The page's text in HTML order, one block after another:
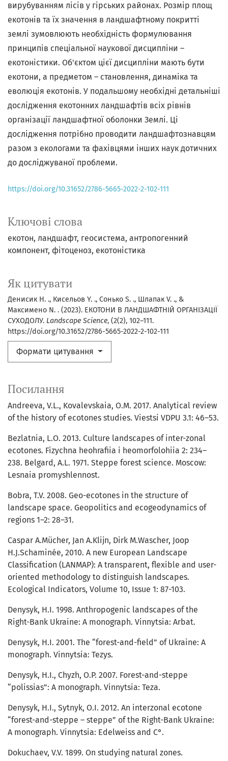
Ключові слова
екотон, ландшафт, геосистема, антропогенний
компонент, фітоценоз, екотоністика
Як цитувати
Денисик H. ., Кисельов Y. ., Сонько S. ., Шлапак V. ., &
Максимено N. . (2023). ЕКОТОНИ В ЛАНДШАФТНІЙ ОРГАНІЗАЦІЇ
СУХОДОЛУ. Landscape Science, (2(2), 102–111.
https://doi.org/10.31652/2786-5665-2022-2-102-111
Формати цитування
вирубуванням лісів у гірських районах. Розмір площ
екотонів та їх значення в ландшафтному покритті
землі зумовлюють необхідність формулювання
принципів спеціальної наукової дисципліни –
екотоністики. Об'єктом цієї дисципліни мають бути
екотони, а предметом – становлення, динаміка та
еволюція екотонів. У подальшому необхідні детальніші
дослідження екотонних ландшафтів всіх рівнів
організації ландшафтної оболонки Землі. Ці
дослідження потрібно проводити ландшафтознавцям
разом з екологами та фахівцями інших наук дотичних
до досліджуваної проблеми.
https://doi.org/10.31652/2786-5665-2022-2-102-111
Посилання
Andreeva, V.L., Kovalevskaia, O.M. 2017. Analytical review
of the history of ecotones studies. Viestsi VDPU 3.1: 46–53.
Bezlatnia, L.O. 2013. Culture landscapes of inter-zonal
ecotones. Fizychna heohrafiia i heomorfolohiia 2: 234–
238. Belgard, A.L. 1971. Steppe forest science. Moscow:
Lesnaia promyshlennost.
Bobra, T.V. 2008. Geo-ecotones in the structure of
landscape space. Geopolitics and ecogeodynamics of
regions 1–2: 28–31.
Caspar A.Mücher, Jan A.Klijn, Dirk M.Wascher, Joop
H.J.Schaminée, 2010. A new European Landscape
Classification (LANMAP): A transparent, flexible and user-
oriented methodology to distinguish landscapes.
Ecological Indicators, Volume 10, Issue 1: 87-103.
Denysyk, H.I. 1998. Anthropogenic landscapes of the
Right-Bank Ukraine: A monograph. Vinnytsia: Arbat.
Denysyk, H.I. 2001. The “forest-and-field” of Ukraine: A
monograph. Vinnytsia: Tezys.
Denysyk, H.I., Chyzh, O.P. 2007. Forest-and-steppe
“polissias”: A monograph. Vinnytsia: Teza.
Denysyk, H.I., Sytnyk, O.I. 2012. An interzonal ecotone
“forest-and-steppe – steppe” of the Right-Bank Ukraine:
A monograph. Vinnytsia: Edelweiss and C°.
Dokuchaev, V.V. 1899. On studying natural zones.